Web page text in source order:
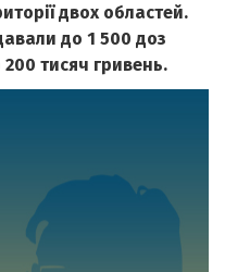
двох областей.
до 1 500 доз
тисяч гривень.